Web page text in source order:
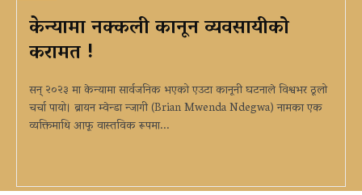
केन्यामा नक्कली कानून व्यवसायीको
करामत !
सन् २०२३ मा केन्यामा सार्वजनिक भएको एउटा कानूनी घटनाले विश्वभर ठूलो
चर्चा पायो। ब्रायन म्वेन्डा न्जागी (Brian Mwenda Ndegwa) नामका एक
व्यक्तिमाथि आफू वास्तविक रूपमा...